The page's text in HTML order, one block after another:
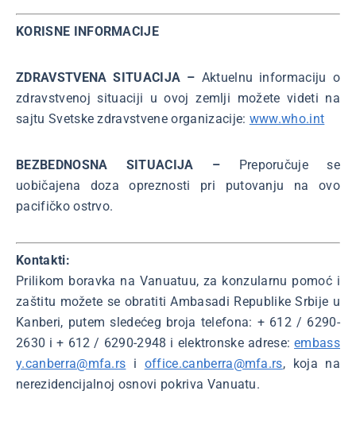
KORISNE INFORMACIJE
ZDRAVSTVENA SITUACIJA – Aktuelnu informaciju o
zdravstvenoj situaciji u ovoj zemlji možete videti na
sajtu Svetske zdravstvene organizacije: www.who.int
BEZBEDNOSNA SITUACIJA –
Preporučuje se
uobičajena doza opreznosti pri putovanju na ovo
pacifičko ostrvo.
Kontakti:
Prilikom boravka na Vanuatuu, za konzularnu pomoć i
zaštitu možete se obratiti Ambasadi Republike Srbije u
Kanberi, putem sledećeg broja telefona: + 612 / 6290-
2630 i + 612 / 6290-2948 i elektronske adrese:embass
y.canberra@mfa.rs i office.canberra@mfa.rs, koja na
nerezidencijalnoj osnovi pokriva Vanuatu.